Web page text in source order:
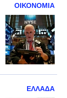
ΟΙΚΟΝΟΜΙΑ
ΕΛΛΑΔΑ